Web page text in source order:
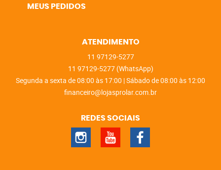
MEUS PEDIDOS
ATENDIMENTO
11 97129-5277
11 97129-5277 (WhatsApp)
Segunda a sexta de 08:00 às 17:00 | Sábado de 08:00 às 12:00
financeiro@lojasprolar.com.br
REDES SOCIAIS